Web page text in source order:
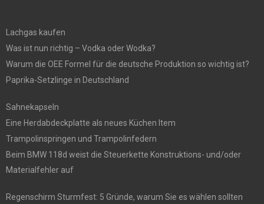
Lachgas kaufen
Was ist nun richtig – Vodka oder Wodka?
Warum die OEE Formel für die deutsche Produktion so wichtig ist?
Paprika-Setzlinge in Deutschland
Sahnekapseln
Eine Herdabdeckplatte als neues Küchen Item
Trampolinspringen und Trampolinfedern
Beim BMW 118d weist die Steuerkette Konstruktions- und/oder
Materialfehler auf
Regenschirm Sturmfest: 5 Gründe, warum Sie es wählen sollten